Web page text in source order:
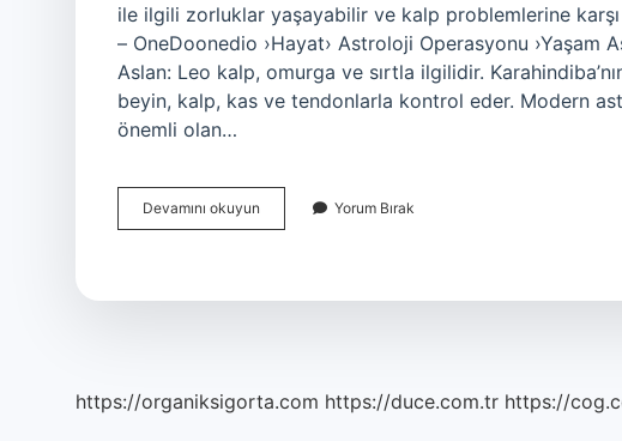
ile ilgili zorluklar yaşayabilir ve kalp problemlerine karşı
– OneDoonedio ›Hayat› Astroloji Operasyonu
Aslan: Leo kalp, omurga ve sırtla ilgilidir.
beyin, kalp, kas ve tendonlarla kontrol eder. Modern
önemli olan…
Devamını okuyun
Burcu
Yorum Bırak
https://organiksigorta.com https://duce.com.tr https://